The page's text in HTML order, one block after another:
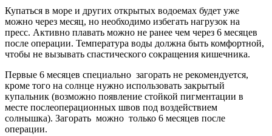
Купаться в море и других открытых водоемах будет уже
можно через месяц, но необходимо избегать нагрузок на
пресс. Активно плавать можно не ранее чем через 6 месяцев
после операции. Температура воды должна быть комфортной,
чтобы не вызывать спастического сокращения кишечника.
Первые 6 месяцев специально загорать не рекомендуется,
кроме того на солнце нужно использовать закрытый
купальник (возможно появление стойкой пигментации в
месте послеоперационных швов под воздействием
солнышка). Загорать можно только 6 месяцев после
операции.